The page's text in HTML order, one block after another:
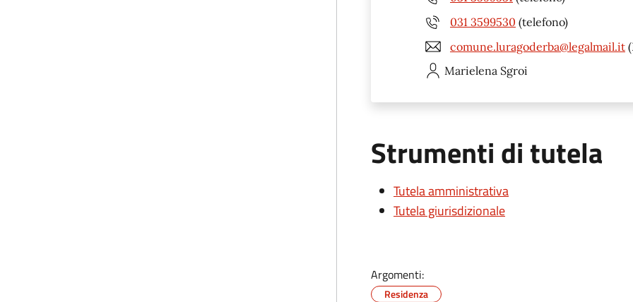
031 3599530 (telefono)
comune.luragoderba@legalmail.it
Marielena Sgroi
Strumenti di tutela
Tutela amministrativa
Tutela giurisdizionale
Argomenti:
Residenza